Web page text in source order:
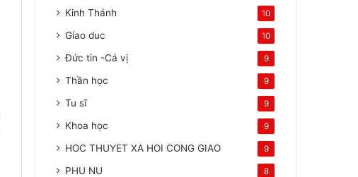
Kinh Thánh 10
Gíao duc 10
Đức tin -Cá vị 9
Thần học 9
Tu sĩ 9
Khoa học 9
HOC THUYET XA HOI CONG GIAO 9
PHU NU 8